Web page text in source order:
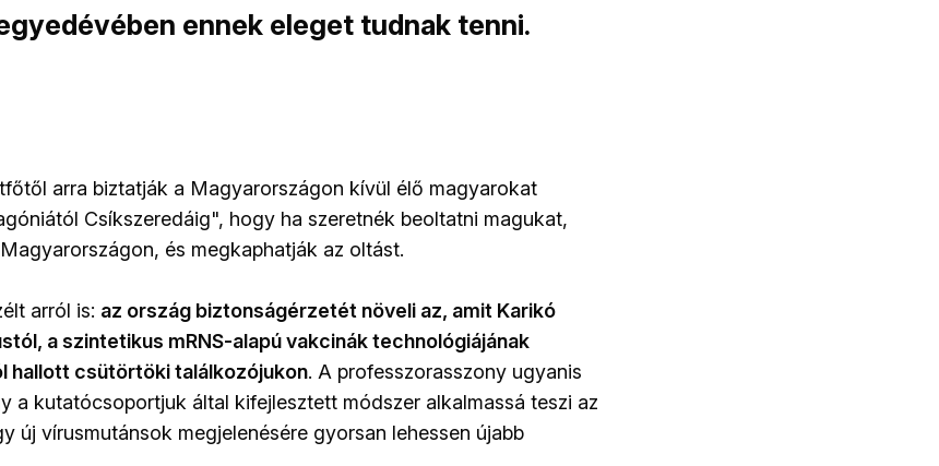
ennek eleget tudnak tenni.
arra biztatják a Magyarországon kívül élő magyarokat
Csíkszeredáig", hogy ha szeretnék beoltatni magukat,
és megkaphatják az oltást.
arról is: az ország biztonságérzetét növeli az, amit Karikó
a szintetikus mRNS-alapú vakcinák technológiájának
hallott csütörtöki találkozójukon. A professzorasszony ugyanis
a kutatócsoportjuk által kifejlesztett módszer alkalmassá teszi az
új vírusmutánsok megjelenésére gyorsan lehessen újabb